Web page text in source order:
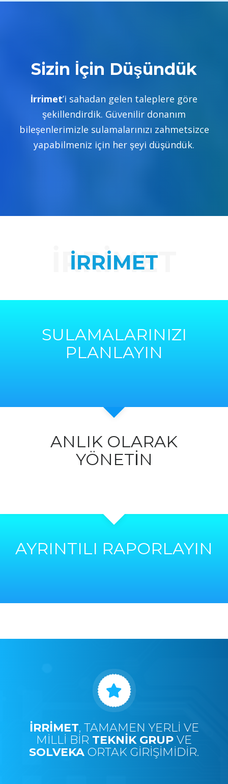
Sizin İçin Düşündük
İrrimet’i sahadan gelen taleplere göre
şekillendirdik. Güvenilir donanım
bileşenlerimizle sulamalarınızı zahmetsizce
yapabilmeniz için her şeyi düşündük.
İRRİMET
İRRİMET
SULAMALARINIZI
PLANLAYIN
ANLIK OLARAK
YÖNETİN
AYRINTILI RAPORLAYIN
İRRIMET, TAMAMEN YERLI VE
MILLI BIR TEKNIK GRUP VE
SOLVEKA ORTAK GIRIŞIMIDIR.